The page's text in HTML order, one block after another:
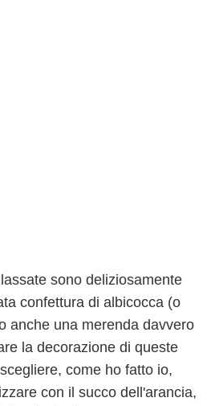
sono deliziosamente
confettura di albicocca (o
anche una merenda davvero
la decorazione di queste
come ho fatto io,
con il succo dell'arancia,